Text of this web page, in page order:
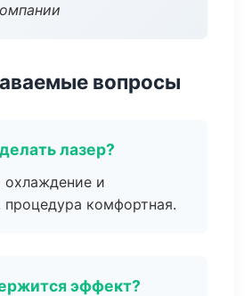
вопросы
лазер?
охлаждение и
процедура комфортная.
эффект?